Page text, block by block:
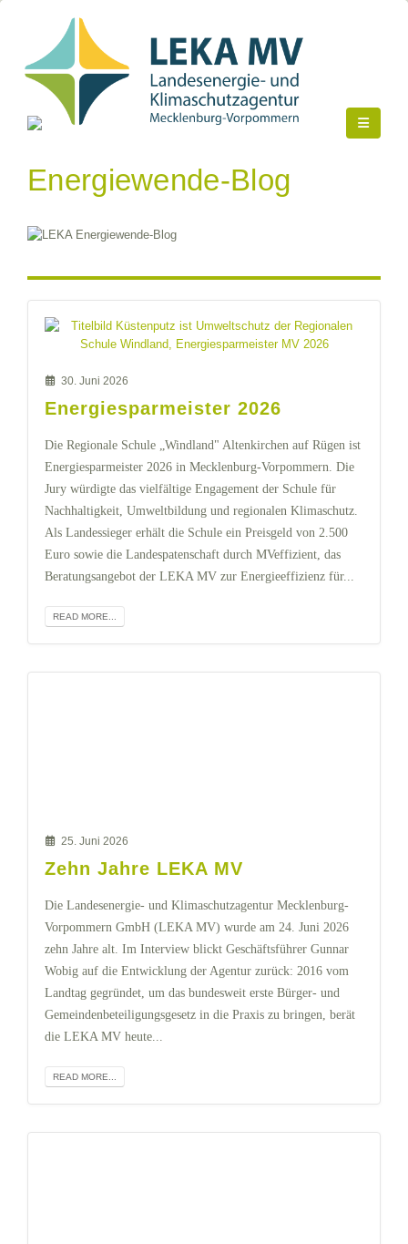
Energiewende-Blog
30. Juni 2026
Energiesparmeister 2026
Die Regionale Schule „Windland" Altenkirchen auf Rügen ist
Energiesparmeister 2026 in Mecklenburg-Vorpommern. Die
Jury würdigte das vielfältige Engagement der Schule für
Nachhaltigkeit, Umweltbildung und regionalen Klimaschutz.
Als Landessieger erhält die Schule ein Preisgeld von 2.500
Euro sowie die Landespatenschaft durch MVeffizient, das
Beratungsangebot der LEKA MV zur Energieeffizienz für...
READ MORE...
25. Juni 2026
Zehn Jahre LEKA MV
Die Landesenergie- und Klimaschutzagentur Mecklenburg-
Vorpommern GmbH (LEKA MV) wurde am 24. Juni 2026
zehn Jahre alt. Im Interview blickt Geschäftsführer Gunnar
Wobig auf die Entwicklung der Agentur zurück: 2016 vom
Landtag gegründet, um das bundesweit erste Bürger- und
Gemeindenbeteiligungsgesetz in die Praxis zu bringen, berät
die LEKA MV heute...
READ MORE...